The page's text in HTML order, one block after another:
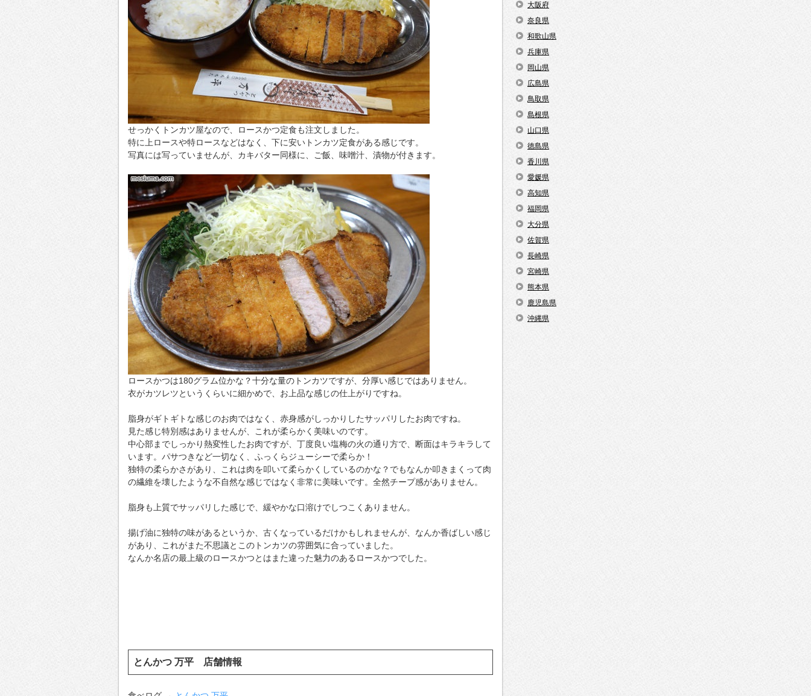
せっかくトンカツ屋なので、ロースかつ定食も注文しました。
特に上ロースや特ロースなどはなく、下に安いトンカツ定食がある感じです。
写真には写っていませんが、カキバター同様に、ご飯、味噌汁、漬物が付きます。
ロースかつは180グラム位かな？十分な量のトンカツですが、分厚い感じではありません。
衣がカツレツというくらいに細かめで、お上品な感じの仕上がりですね。
脂身がギトギトな感じのお肉ではなく、赤身感がしっかりしたサッパリしたお肉ですね。
見た感じ特別感はありませんが、これが柔らかく美味いのです。
中心部までしっかり熱変性したお肉ですが、丁度良い塩梅の火の通り方で、断面はキラキラして
います。パサつきなど一切なく、ふっくらジューシーで柔らか！
独特の柔らかさがあり、これは肉を叩いて柔らかくしているのかな？でもなんか叩きまくって肉
の繊維を壊したような不自然な感じではなく非常に美味いです。全然チープ感がありません。
脂身も上質でサッパリした感じで、緩やかな口溶けでしつこくありません。
揚げ油に独特の味があるというか、古くなっているだけかもしれませんが、なんか香ばしい感じ
があり、これがまた不思議とこのトンカツの雰囲気に合っていました。
なんか名店の最上級のロースかつとはまた違った魅力のあるロースかつでした。
とんかつ 万平 店舗情報
大阪府
奈良県
和歌山県
兵庫県
岡山県
広島県
鳥取県
島根県
山口県
徳島県
香川県
愛媛県
高知県
福岡県
大分県
佐賀県
長崎県
宮崎県
熊本県
鹿児島県
沖縄県